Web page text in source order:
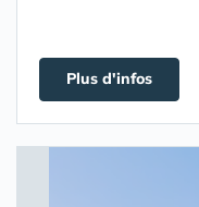
Plus d'infos